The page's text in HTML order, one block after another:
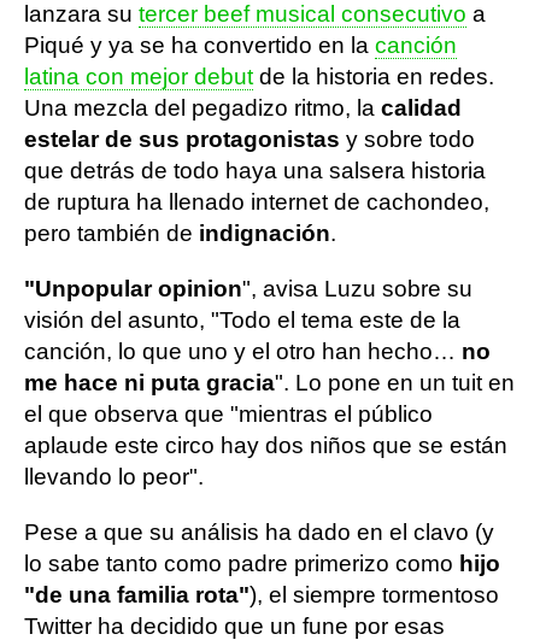
lanzara su tercer beef musical consecutivo a
Piqué y ya se ha convertido en la canción
latina con mejor debut de la historia en redes.
Una mezcla del pegadizo ritmo, la calidad
estelar de sus protagonistas y sobre todo
que detrás de todo haya una salsera historia
de ruptura ha llenado internet de cachondeo,
pero también de indignación.
"Unpopular opinion", avisa Luzu sobre su
visión del asunto, "Todo el tema este de la
canción, lo que uno y el otro han hecho… no
me hace ni puta gracia". Lo pone en un tuit en
el que observa que "mientras el público
aplaude este circo hay dos niños que se están
llevando lo peor".
Pese a que su análisis ha dado en el clavo (y
lo sabe tanto como padre primerizo como hijo
"de una familia rota"), el siempre tormentoso
Twitter ha decidido que un fune por esas